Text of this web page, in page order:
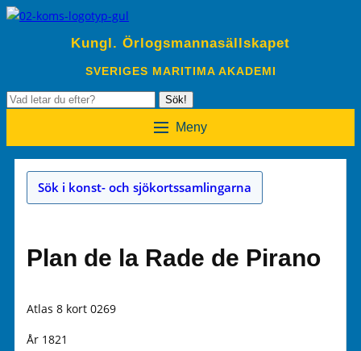
Kungl. Örlogsmannasällskapet
SVERIGES MARITIMA AKADEMI
Sök
Sök!
Meny
Sök i konst- och sjökortssamlingarna
Plan de la Rade de Pirano
Atlas 8 kort 0269
År 1821